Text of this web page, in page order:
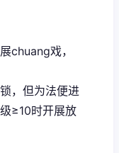
chuang戏，
，但为法便进
≥10时开展放